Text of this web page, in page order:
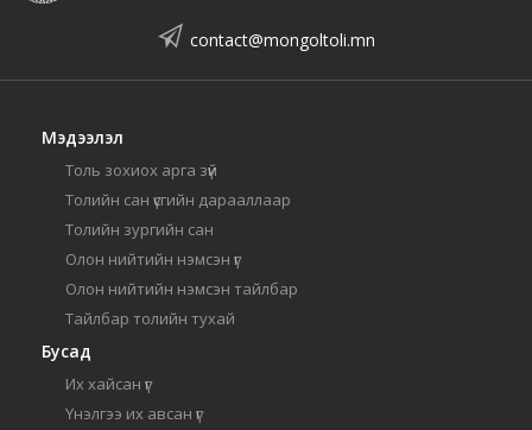
contact@mongoltoli.mn
Мэдээлэл
Толь зохиох арга зүй
Толийн сан үсгийн дарааллаар
Толийн зургийн сан
Олон нийтийн нэмсэн үг
Олон нийтийн нэмсэн тайлбар
Тайлбар толийн тухай
Бусад
Их хайсан үг
Үнэлгээ их авсан үг